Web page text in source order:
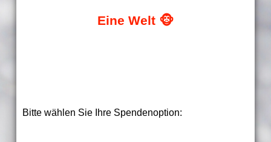
Eine Welt 🐵
Bitte wählen Sie Ihre Spendenoption: